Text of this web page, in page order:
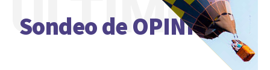
Sondeo de OPINIÓN
ÚLTIMO